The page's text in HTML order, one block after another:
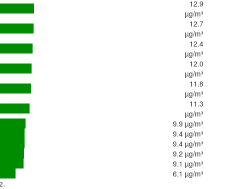
12.9
µg/m³
12.7
µg/m³
12.4
µg/m³
12.0
µg/m³
11.8
µg/m³
11.3
µg/m³
9.9 µg/m³
9.4 µg/m³
9.4 µg/m³
9.2 µg/m³
9.1 µg/m³
6.1 µg/m³